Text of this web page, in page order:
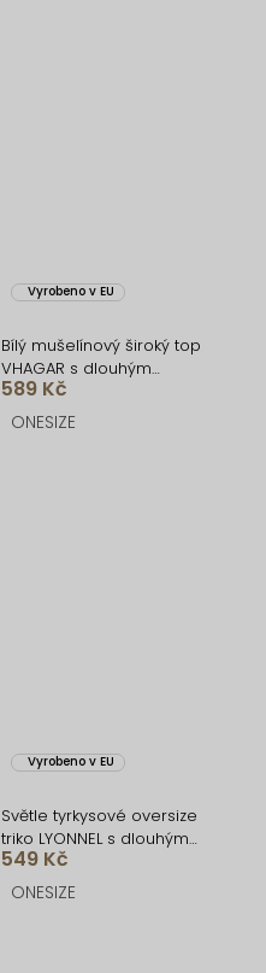
Vyrobeno v EU
Bílý mušelínový široký top
VHAGAR s dlouhým
rukávem
589 Kč
ONESIZE
Vyrobeno v EU
Světle tyrkysové oversize
triko LYONNEL s dlouhým
rukávem
549 Kč
ONESIZE